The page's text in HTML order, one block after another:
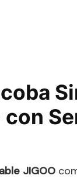
con
JIGOO